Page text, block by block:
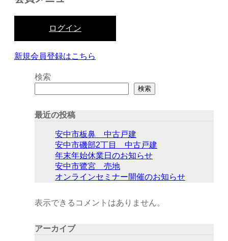
ログイン
新規会員登録はこちら
検索
検索
最近の投稿
安中市板鼻 中古戸建
安中市磯部2丁目 中古戸建
年末年始休業日のお知らせ
安中市鷺宮 売地
オンラインセミナー開催のお知らせ
表示できるコメントはありません。
アーカイブ